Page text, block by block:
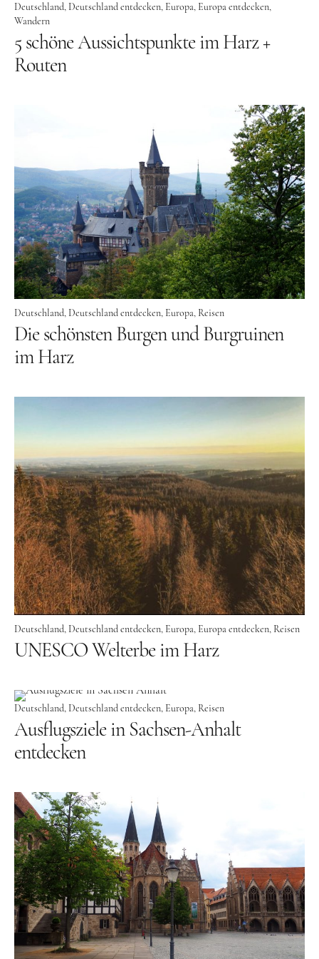
Nordeuropa
Dänemark
Schweden
Osteuropa
Bosnien und Herzegowina
Kroatien
Moldau
Polen
Rumänien
Slowakei
Tschechien
Südeuropa
Griechenland
Italien
Malta
Spanien
Zypern
Westeuropa
Belgien
Deutschland
Frankreich
Großbritannien
Nordirland
Irland
Österreich
Schweiz
Naher Osten
Oman
Ozeanien
Australien
Deutschland Deutschland entdecken Europa Europa entdecken
Wandern
5 schöne Aussichtspunkte im Harz +
Routen
Deutschland Deutschland entdecken Europa Reisen
Die schönsten Burgen und Burgruinen
im Harz
Deutschland Deutschland entdecken Europa Europa entdecken Reisen
UNESCO Welterbe im Harz
Deutschland Deutschland entdecken Europa Reisen
Ausflugsziele in Sachsen-Anhalt
entdecken